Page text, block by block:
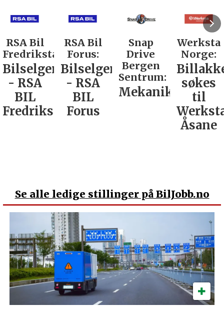
RSA Bil
Fredrikstad:
Bilselger
- RSA
BIL
Fredrikstad
RSA Bil
Forus:
Bilselger
- RSA
BIL
Forus
Snap
Drive
Bergen
Sentrum:
Mekaniker
Werksta
Norge:
søkes
til
Åsane
Se alle ledige stillinger på BilJobb.no